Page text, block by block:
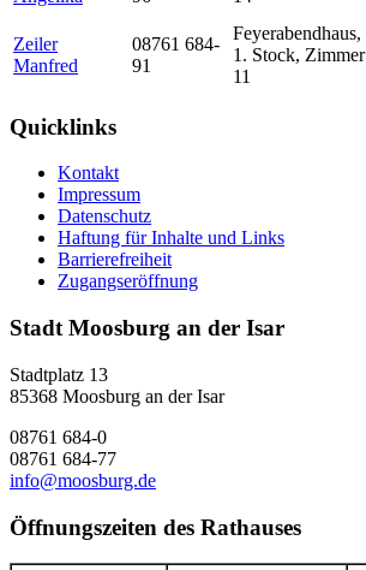
Zeiler
Manfred
08761 684-
91
Feyerabendhaus,
1. Stock, Zimmer
11
Quicklinks
Kontakt
Impressum
Datenschutz
Haftung für Inhalte und Links
Barrierefreiheit
Zugangseröffnung
Stadt Moosburg an der Isar
Stadtplatz 13
85368 Moosburg an der Isar
08761 684-0
08761 684-77
info@moosburg.de
Öffnungszeiten des Rathauses